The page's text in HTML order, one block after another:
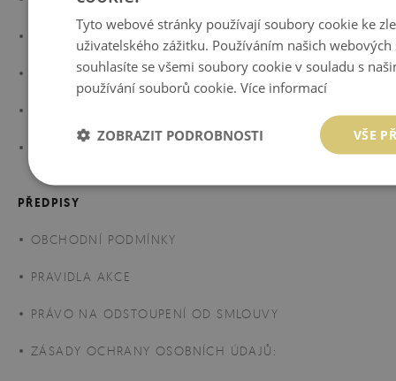
MATERIÁL MAGICSTICK
SPOLUPRÁCE
NAPSALI O NÁS
PŘEDPISY
OBCHODNÍ PODMÍNKY
PRAVIDLA AKCE
PRÁVO NA ODSTOUPENÍ OD SMLOUVY
ZÁSADY OCHRANY OSOBNÍCH ÚDAJŮ:
Tyto webové stránky používají soubory cookie ke
uživatelského zážitku. Používáním našich webových
souhlasíte se všemi soubory cookie v souladu s
používání souborů cookie.Více informací
VŠE
ZOBRAZIT PODROBNOSTI